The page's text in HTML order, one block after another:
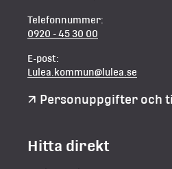
Telefonnummer:
0920 - 45 30 00
E-post:
Lulea.kommun@lulea.se
Personuppgifter och
Hitta direkt